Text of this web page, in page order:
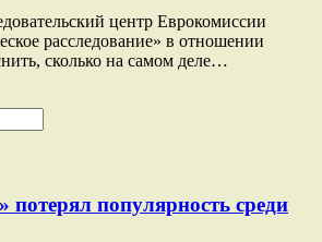
центр Еврокомиссии
расследование» в отношении
сколько на самом деле…
потерял популярность среди